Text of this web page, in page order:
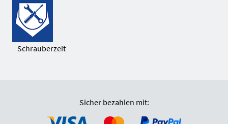
Schrauberzeit
Sicher bezahlen mit: